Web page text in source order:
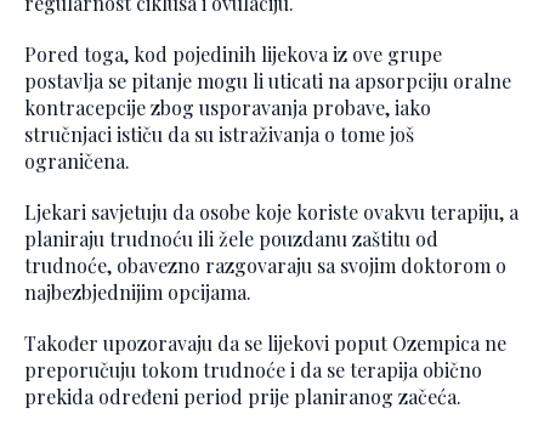
Pored toga, kod pojedinih lijekova iz ove grupe
postavlja se pitanje mogu li uticati na apsorpciju oralne
kontracepcije zbog usporavanja probave, iako
stručnjaci ističu da su istraživanja o tome još
ograničena.
Ljekari savjetuju da osobe koje koriste ovakvu terapiju, a
planiraju trudnoću ili žele pouzdanu zaštitu od
trudnoće, obavezno razgovaraju sa svojim doktorom o
najbezbjednijim opcijama.
Također upozoravaju da se lijekovi poput Ozempica ne
preporučuju tokom trudnoće i da se terapija obično
prekida određeni period prije planiranog začeća.